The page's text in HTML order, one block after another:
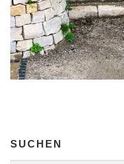
SUCHEN